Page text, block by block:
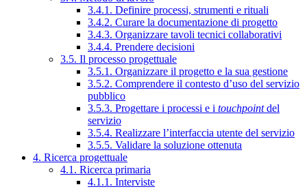
3.4.1. Definire processi, strumenti e rituali
3.4.2. Curare la documentazione di progetto
3.4.3. Organizzare tavoli tecnici collaborativi
3.4.4. Prendere decisioni
3.5. Il processo progettuale
3.5.1. Organizzare il progetto e la sua gestione
3.5.2. Comprendere il contesto d’uso del servizio
pubblico
3.5.3. Progettare i processi e i touchpointdel
servizio
3.5.4. Realizzare l’interfaccia utente del servizio
3.5.5. Validare la soluzione ottenuta
4. Ricerca progettuale
4.1. Ricerca primaria
4.1.1. Interviste